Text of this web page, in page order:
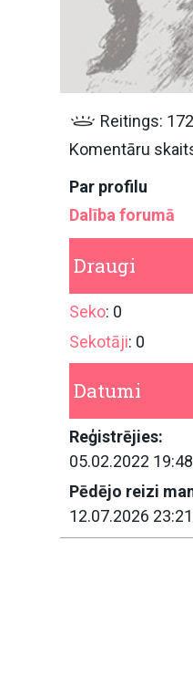
Reitings: 172
Komentāru
Par profilu
Dalība forumā
Draugi
Seko: 0
Sekotāji: 0
Datumi
Reģistrējies:
05.02.2022 19:48
Pēdējo reizi
12.07.2026 23:21